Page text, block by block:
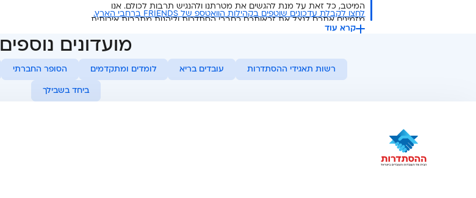
המיטב, כל זאת על מנת להגשים את מטרתנו ולהנגיש תרבות לכולם. אנו
מזמינים אתכם לנצל את זכאותכם כחברי הסתדרות וליהנות מתרבות איכותית
במחירים מסובסדים השמורים רק לכם. יחד נעשה ציונות תרבותית אמיתית –
לחצו לקבלת עדכונים שוטפים בקהילות הוואטספ של FRIENDS ברחבי הארץ.
קרא עוד
מועדונים נוספים
רשות תאגידי ההסתדרות עובדים בריא לומדים ומתקדמים הסופר החברתי
ביחד בשבילך